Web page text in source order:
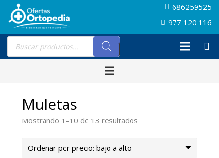
686259525
977 120 116
Búsqueda
productos
Muletas
Mostrando 1–10 de 13 resultados